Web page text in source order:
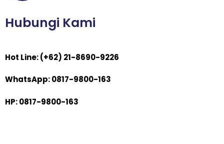
Hubungi Kami
Hot Line: (+62) 21-8690-9226
WhatsApp: 0817-9800-163
HP: 0817-9800-163